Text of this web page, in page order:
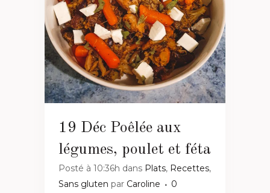
19 Déc Poêlée aux
légumes, poulet et féta
Posté à 10:36h dans Plats, Recettes,
Sans gluten par Caroline
0